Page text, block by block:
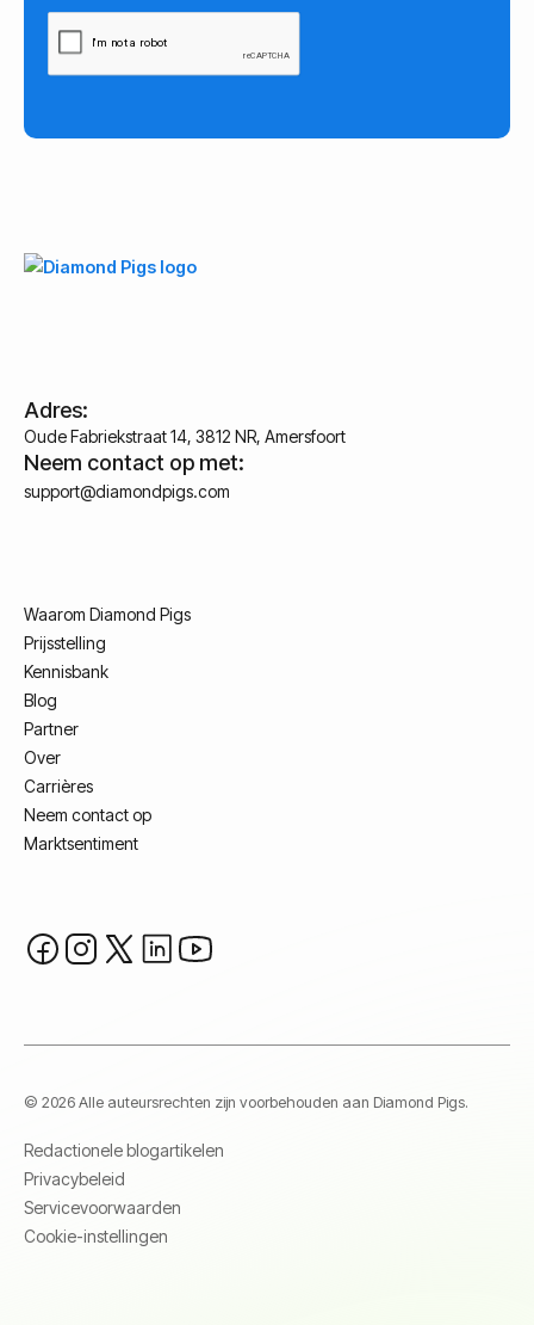
Adres:
Oude Fabriekstraat 14, 3812 NR, Amersfoort
Neem contact op met:
support@diamondpigs.com
Waarom Diamond Pigs
Prijsstelling
Kennisbank
Blog
Partner
Over
Carrières
Neem contact op
Marktsentiment
© 2026 Alle auteursrechten zijn voorbehouden aan Diamond Pigs.
Redactionele blogartikelen
Privacybeleid
Servicevoorwaarden
Cookie-instellingen